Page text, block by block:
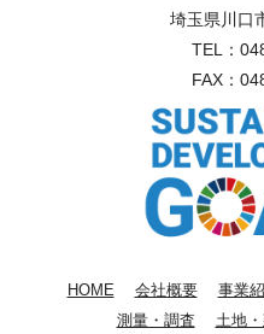
埼玉県川口
TEL：
FAX：
HOME 会社概要 事業
測量・調査
土地